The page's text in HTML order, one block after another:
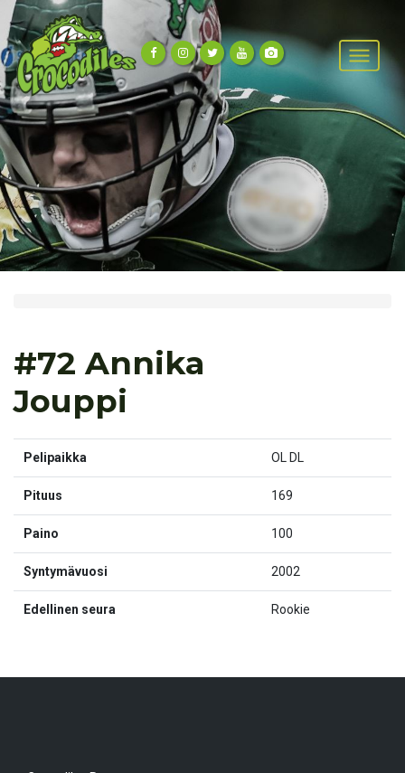
#72 Annika
Jouppi
Pelipaikka OL DL
Pituus 169
Paino 100
Syntymävuosi 2002
Edellinen seura Rookie